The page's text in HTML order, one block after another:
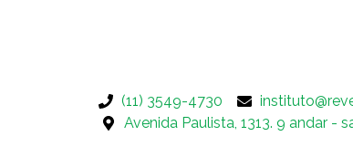
(11) 3549-4730
Avenida Paulista, 1313. 9 andar -